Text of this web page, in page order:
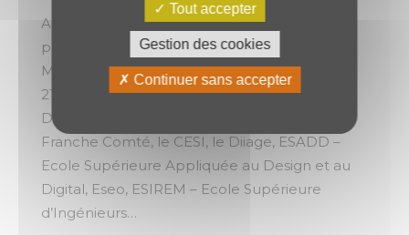
Aujourd’hui, nous vous attendons nombreux
pour venir découvrir notre PLANET à la salle
Multiplex de Dijon (Avenue du XXIe siècle,
21000 Dijon) sur le Campus de l’Université. 🚀
Dijon métropole, numeum, Apec Bourgogne
Franche Comté, le CESI, le Diiage, ESADD –
Ecole Supérieure Appliquée au Design et au
Digital, Eseo, ESIREM – Ecole Supérieure
d’Ingénieurs…
Tout accepter
Gestion des cookies
Continuer sans accepter